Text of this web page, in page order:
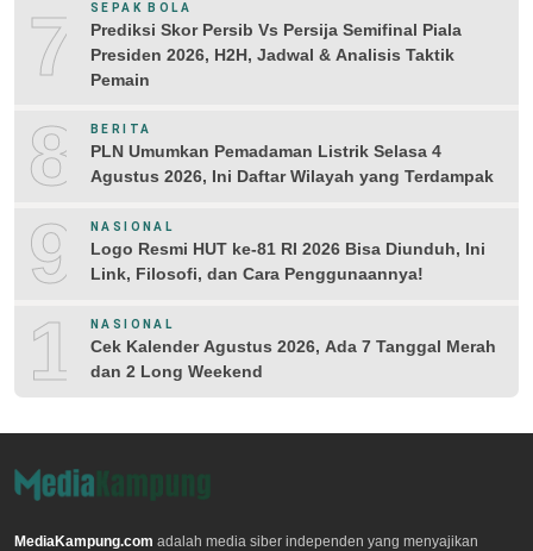
7 SEPAK BOLA
Prediksi Skor Persib Vs Persija Semifinal Piala
Presiden 2026, H2H, Jadwal & Analisis Taktik
Pemain
8 BERITA
PLN Umumkan Pemadaman Listrik Selasa 4
Agustus 2026, Ini Daftar Wilayah yang Terdampak
9 NASIONAL
Logo Resmi HUT ke-81 RI 2026 Bisa Diunduh, Ini
Link, Filosofi, dan Cara Penggunaannya!
10NASIONAL
Cek Kalender Agustus 2026, Ada 7 Tanggal Merah
dan 2 Long Weekend
MediaKampung.com adalah media siber independen yang menyajikan